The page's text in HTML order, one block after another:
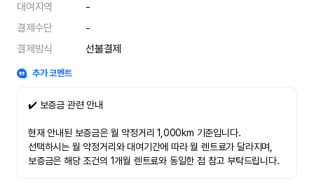
대여지역
-
결제수단
-
결제방식
선불결제
추가 코멘트
✔️ 보증금 관련 안내
현재 안내된 보증금은 월 약정거리 1,000km 기준입니다.
선택하시는 월 약정거리와 대여기간에 따라 월 렌트료가 달라지며,
보증금은 해당 조건의 1개월 렌트료와 동일한 점 참고 부탁드립니다.